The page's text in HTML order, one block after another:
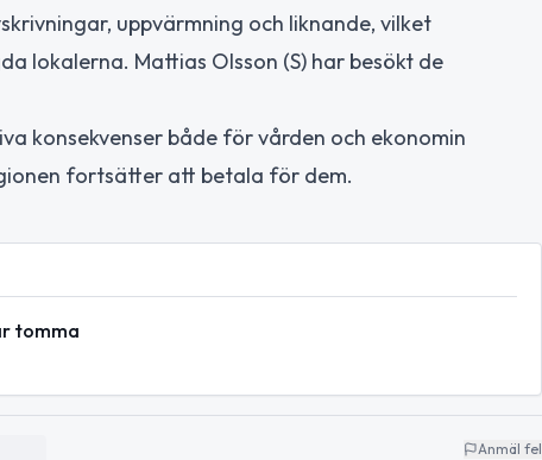
uppvärmning och liknande, vilket
lokalerna. Mattias Olsson (S) har besökt de
konsekvenser både för vården och ekonomin
fortsätter att betala för dem.
tomma
Anmäl fel